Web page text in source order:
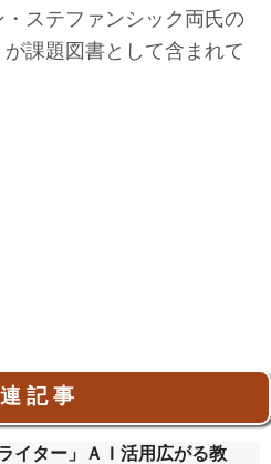
ステファンシック両氏の
が課題図書として含まれて
記 事
イター」ＡＩ活用広がる教